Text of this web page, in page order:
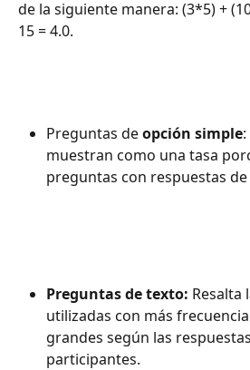
de la siguiente manera: (3*5) +
15 = 4.0.
Preguntas de opción simple
muestran como una tasa
preguntas con respuestas
Preguntas de texto: Resalta
utilizadas con más
grandes según las
participantes.